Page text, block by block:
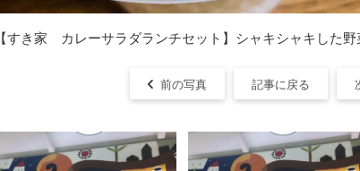
【すき家 カレーサラダランチセット】シャキシャキした
前の写真 記事に戻る